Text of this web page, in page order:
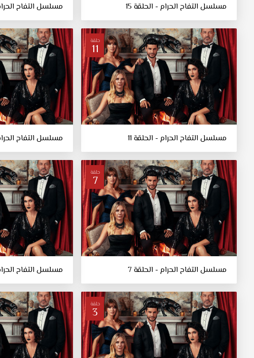
مسلسل التفاح الحرام - الحلقة 15 مسلسل التفاح الحرام
حلقة
11
مسلسل التفاح الحرام - الحلقة 11 مسلسل التفاح الحرام
حلقة
7
مسلسل التفاح الحرام - الحلقة 7 مسلسل التفاح
حلقة
3